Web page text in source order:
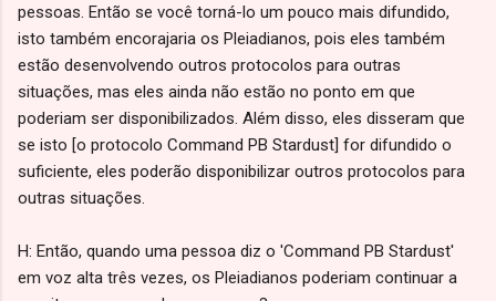
pessoas. Então se você torná-lo um pouco mais difundido,
isto também encorajaria os Pleiadianos, pois eles também
estão desenvolvendo outros protocolos para outras
situações, mas eles ainda não estão no ponto em que
poderiam ser disponibilizados. Além disso, eles disseram que
se isto [o protocolo Command PB Stardust] for difundido o
suficiente, eles poderão disponibilizar outros protocolos para
outras situações.
H: Então, quando uma pessoa diz o 'Command PB Stardust'
em voz alta três vezes, os Pleiadianos poderiam continuar a